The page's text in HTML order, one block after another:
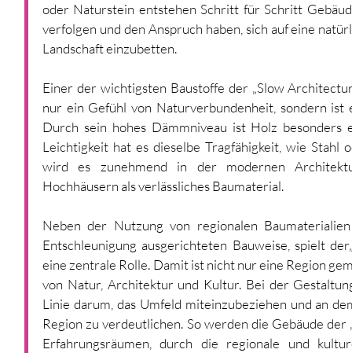
oder Naturstein entstehen Schritt für Schritt
verfolgen und den Anspruch haben, sich auf eine
Landschaft einzubetten.
Einer der wichtigsten Baustoffe der „Slow
nur ein Gefühl von Naturverbundenheit, sondern
Durch sein hohes Dämmniveau ist Holz
Leichtigkeit hat es dieselbe Tragfähigkeit, wie Stahl
wird es zunehmend in der modernen
Hochhäusern als verlässliches Baumaterial.
Neben der Nutzung von regionalen
Entschleunigung ausgerichteten Bauweise, spielt
eine zentrale Rolle. Damit ist nicht nur eine Region
von Natur, Architektur und Kultur. Bei der
Linie darum, das Umfeld miteinzubeziehen und an
Region zu verdeutlichen. So werden die Gebäude
Erfahrungsräumen, durch die regionale und